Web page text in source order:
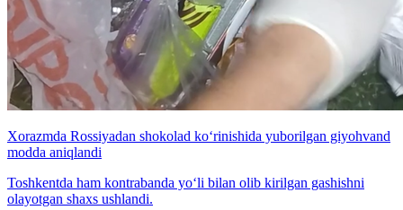
Xorazmda Rossiyadan shokolad ko‘rinishida yuborilgan giyohvand
modda aniqlandi
Toshkentda ham kontrabanda yo‘li bilan olib kirilgan gashishni
olayotgan shaxs ushlandi.